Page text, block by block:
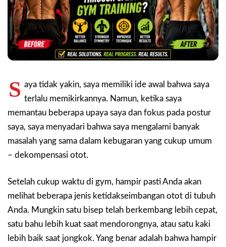
S aya tidak yakin, saya memiliki ide awal bahwa saya
terlalu memikirkannya. Namun, ketika saya
memantau beberapa upaya saya dan fokus pada postur
saya, saya menyadari bahwa saya mengalami banyak
masalah yang sama dalam kebugaran yang cukup umum
– dekompensasi otot.
Setelah cukup waktu di gym, hampir pasti Anda akan
melihat beberapa jenis ketidakseimbangan otot di tubuh
Anda. Mungkin satu bisep telah berkembang lebih cepat,
satu bahu lebih kuat saat mendorongnya, atau satu kaki
lebih baik saat jongkok. Yang benar adalah bahwa hampir